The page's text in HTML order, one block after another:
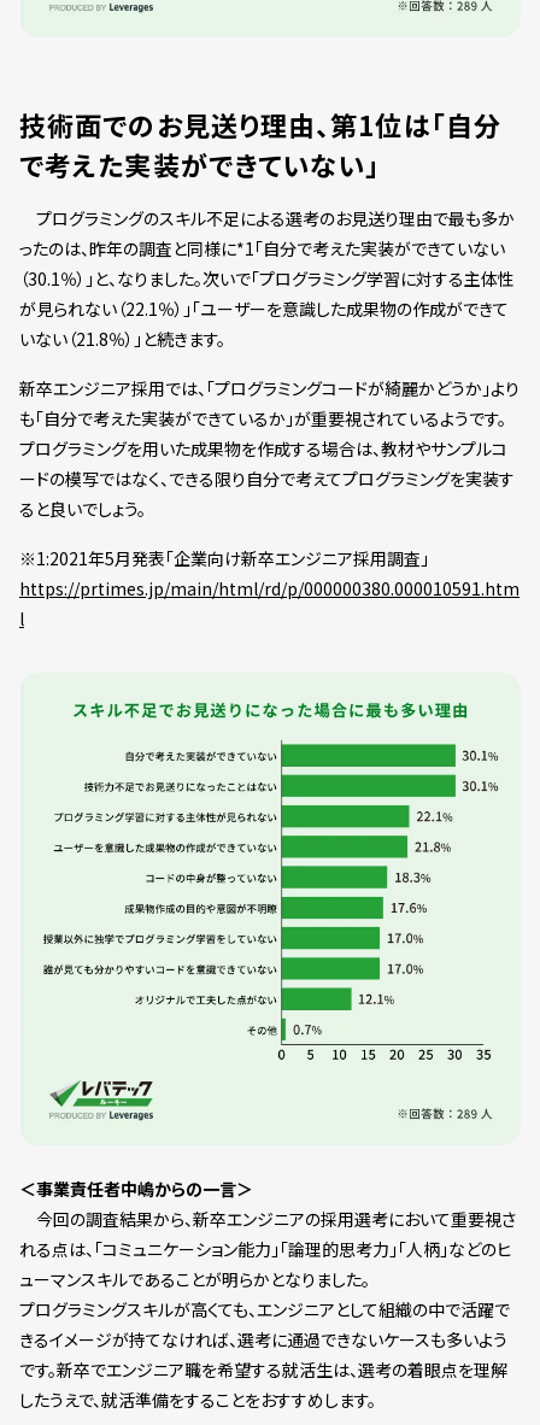
技術面でのお見送り理由、第1位は「自分
で考えた実装ができていない」
プログラミングのスキル不足による選考のお見送り理由で最も多か
ったのは、昨年の調査と同様に*1「自分で考えた実装ができていない
（30.1％）」と、なりました。次いで「プログラミング学習に対する主体性
が見られない（22.1％）」「ユーザーを意識した成果物の作成ができて
いない（21.8％）」と続きます。
新卒エンジニア採用では、「プログラミングコードが綺麗かどうか」より
も「自分で考えた実装ができているか」が重要視されているようです。
プログラミングを用いた成果物を作成する場合は、教材やサンプルコ
ードの模写ではなく、できる限り自分で考えてプログラミングを実装す
ると良いでしょう。
※1:2021年5月発表「企業向け新卒エンジニア採用調査」
https://prtimes.jp/main/html/rd/p/000000380.000010591.htm
l
＜事業責任者中嶋からの一言＞
今回の調査結果から、新卒エンジニアの採用選考において重要視さ
れる点は、「コミュニケーション能力」「論理的思考力」「人柄」などのヒ
ューマンスキルであることが明らかとなりました。
プログラミングスキルが高くても、エンジニアとして組織の中で活躍で
きるイメージが持てなければ、選考に通過できないケースも多いよう
です。新卒でエンジニア職を希望する就活生は、選考の着眼点を理解
したうえで、就活準備をすることをおすすめします。